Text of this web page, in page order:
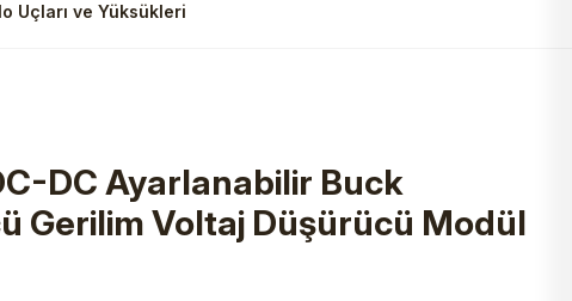
Uçları ve Yüksükleri
DC Ayarlanabilir Buck
Gerilim Voltaj Düşürücü Modül